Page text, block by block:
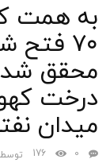
به همت
۷۰
درخت
میدان
توسط 0
176